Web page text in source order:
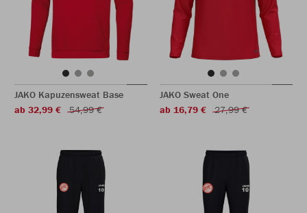
JAKO Kapuzensweat Base
ab 32,99 €
54,99 €
JAKO Sweat One
ab 16,79 €
27,99 €